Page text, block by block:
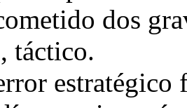
dos
táctico.
estratégico